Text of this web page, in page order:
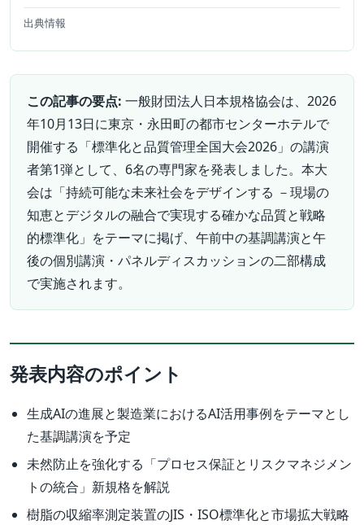
出典情報
この記事の要点: 一般財団法人日本規格協会は、2026
年10月13日に東京・永田町の都市センターホテルで
開催する「標準化と品質管理全国大会2026」の講演
者第1弾として、6名の専門家を発表しました。本大
会は「持続可能な未来社会をデザインする －現場の
知恵とデジタルの融合で実現する確かな品質と戦略
的標準化」をテーマに掲げ、午前中の基調講演と午
後の個別講演・パネルディスカッションの二部構成
で実施されます。
発表内容のポイント
生成AIの進展と製造業におけるAI活用事例をテーマとし
た基調講演を予定
未然防止を強化する「プロセス保証とリスクマネジメン
トの統合」新規格を解説
樹脂の収縮率測定装置のJIS・ISO標準化と市場拡大戦略